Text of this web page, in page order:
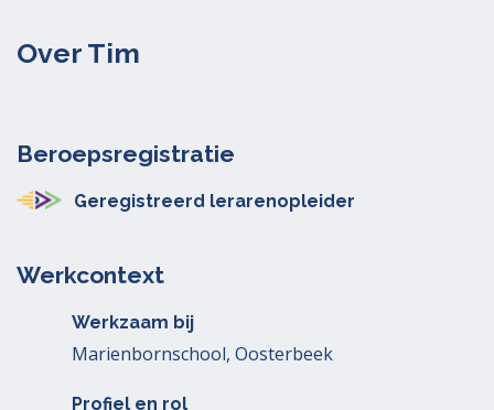
Over Tim
Beroepsregistratie
Geregistreerd lerarenopleider
Werkcontext
Werkzaam bij
Marienbornschool, Oosterbeek
Profiel en rol